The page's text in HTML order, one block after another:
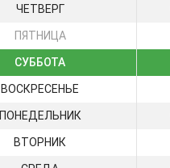
ЧЕТВЕРГ
ПЯТНИЦА
СУББОТА
ВОСКРЕСЕНЬЕ
ПОНЕДЕЛЬНИК
ВТОРНИК